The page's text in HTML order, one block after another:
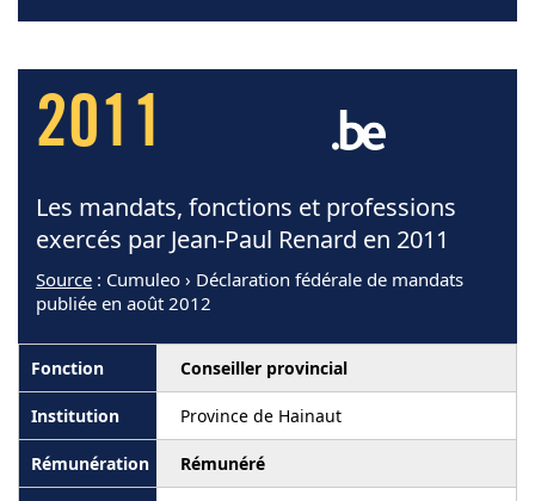
2011
Les mandats, fonctions et professions
exercés par Jean-Paul Renard en 2011
Source : Cumuleo › Déclaration fédérale de mandats
publiée en août 2012
Conseiller provincial
Province de Hainaut
Rémunéré